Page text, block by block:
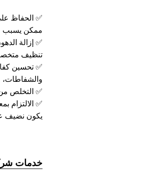
✅ الحفاظ
ممكن يسبب
✅ إزالة
تنظيف
✅تحسين
والشفاطات،
✅ التخلص من
✅ الالتزام
يكون نضيف
خدمات